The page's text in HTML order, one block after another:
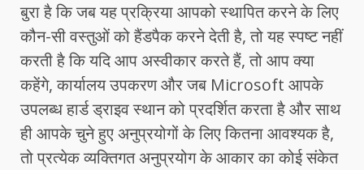
बुरा है कि जब यह प्रक्रिया आपको स्थापित करने के लिए
कौन-सी वस्तुओं को हैंडपैक करने देती है, तो यह स्पष्ट नहीं
करती है कि यदि आप अस्वीकार करते हैं, तो आप क्या
कहेंगे, कार्यालय उपकरण और जब Microsoft आपके
उपलब्ध हार्ड ड्राइव स्थान को प्रदर्शित करता है और साथ
ही आपके चुने हुए अनुप्रयोगों के लिए कितना आवश्यक है,
तो प्रत्येक व्यक्तिगत अनुप्रयोग के आकार का कोई संकेत